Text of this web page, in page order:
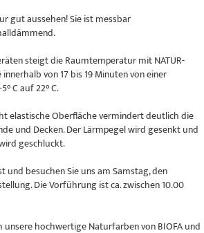
gut aussehen! Sie ist messbar
steigt die Raumtemperatur mit NATUR-
von 17 bis 19 Minuten von einer
C auf 22° C.
elastische Oberfläche vermindert deutlich die
und Decken. Der Lärmpegel wird gesenkt und
geschluckt.
und besuchen Sie uns am Samstag, den
Die Vorführung ist ca. zwischen 10.00
unsere hochwertige Naturfarben von BIOFA und